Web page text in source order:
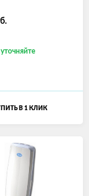
В 1 КЛИК